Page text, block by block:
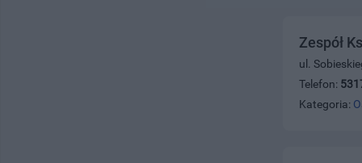
Zespół
ul.
Telefon:
Kategoria: